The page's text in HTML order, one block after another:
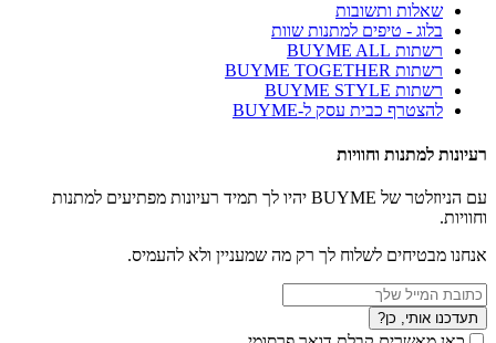
שאלות ותשובות
בלוג - טיפים למתנות שוות
רשתות BUYME ALL
רשתות BUYME TOGETHER
רשתות BUYME STYLE
להצטרף כבית עסק ל-BUYME
רעיונות למתנות וחוויות
עם הניוזלטר של BUYME יהיו לך תמיד רעיונות מפתיעים למתנות
וחוויות.
אנחנו מבטיחים לשלוח לך רק מה שמעניין ולא להעמיס.
תעדכנו אותי, כן?